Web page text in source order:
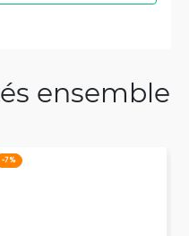
ensemble
-7 %